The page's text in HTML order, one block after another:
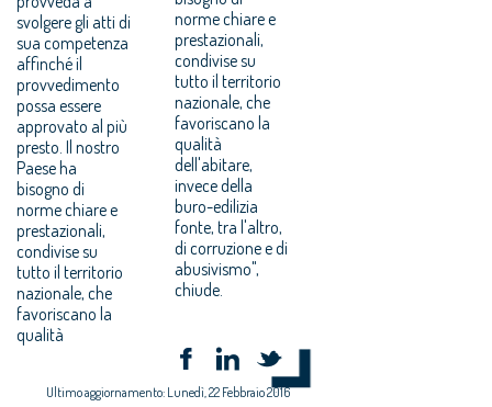
svolgere gli atti di
sua competenza
affinché il
provvedimento
possa essere
approvato al più
presto. Il nostro
Paese ha
bisogno di
norme chiare e
prestazionali,
condivise su
tutto il territorio
nazionale, che
favoriscano la
qualità
norme chiare e
prestazionali,
condivise su
tutto il territorio
nazionale, che
favoriscano la
qualità
dell'abitare,
invece della
buro-edilizia
fonte, tra l'altro,
di corruzione e di
abusivismo",
chiude.
Ultimo aggiornamento: Lunedì, 22 Febbraio 2016